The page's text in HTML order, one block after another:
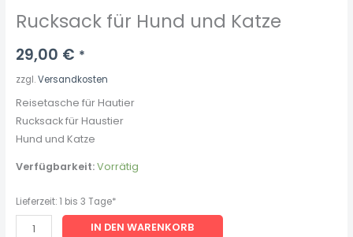
Rucksack für Hund und Katze
29,00 € *
zzgl.Versandkosten
Reisetasche für Hautier
Rucksack für Haustier
Hund und Katze
Verfügbarkeit:Vorrätig
Lieferzeit:1 bis 3 Tage*
IN DEN WARENKORB